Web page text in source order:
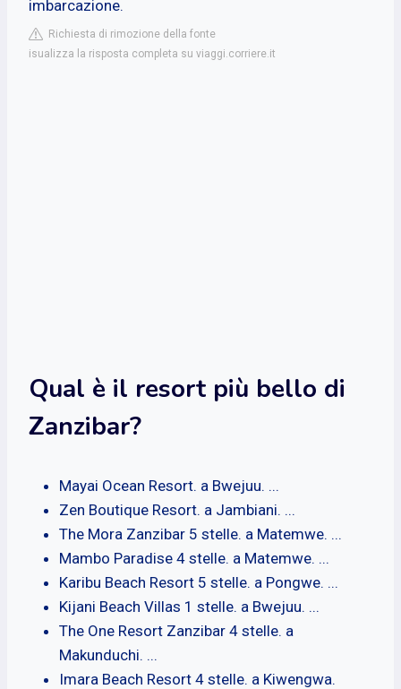
imbarcazione.
Richiesta di rimozione della fonte
isualizza la risposta completa su viaggi.corriere.it
Qual è il resort più bello di
Zanzibar?
Mayai Ocean Resort. a Bwejuu. ...
Zen Boutique Resort. a Jambiani. ...
The Mora Zanzibar 5 stelle. a Matemwe. ...
Mambo Paradise 4 stelle. a Matemwe. ...
Karibu Beach Resort 5 stelle. a Pongwe. ...
Kijani Beach Villas 1 stelle. a Bwejuu. ...
The One Resort Zanzibar 4 stelle. a
Makunduchi. ...
Imara Beach Resort 4 stelle. a Kiwengwa.